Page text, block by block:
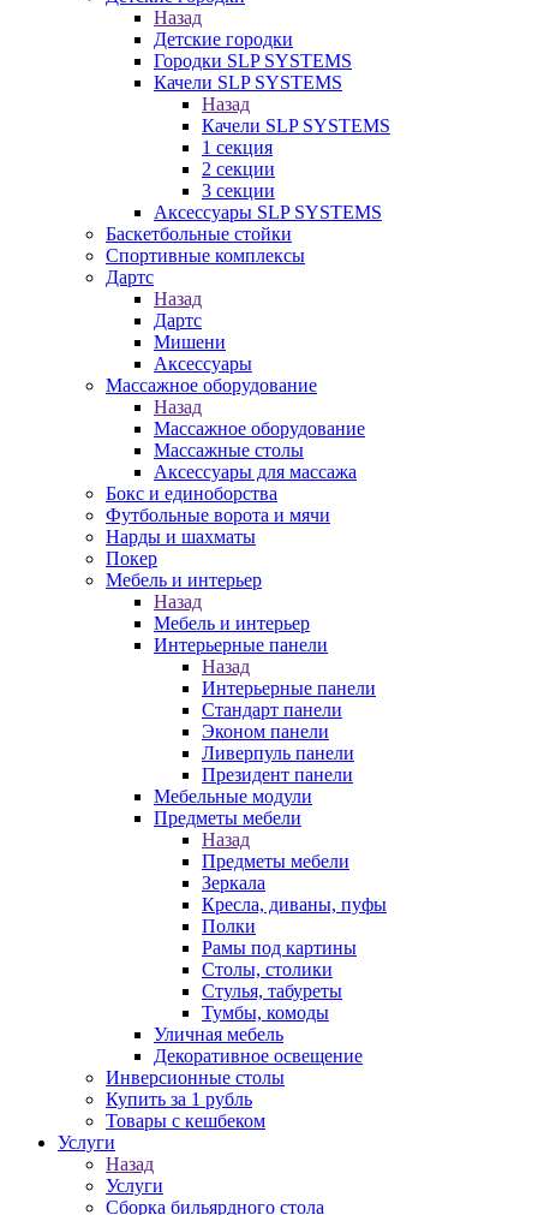
Назад
Детские городки
Городки SLP SYSTEMS
Качели SLP SYSTEMS
Назад
Качели SLP SYSTEMS
1 секция
2 секции
3 секции
Аксессуары SLP SYSTEMS
Баскетбольные стойки
Спортивные комплексы
Дартс
Назад
Дартс
Мишени
Аксессуары
Массажное оборудование
Назад
Массажное оборудование
Массажные столы
Аксессуары для массажа
Бокс и единоборства
Футбольные ворота и мячи
Нарды и шахматы
Покер
Мебель и интерьер
Назад
Мебель и интерьер
Интерьерные панели
Назад
Интерьерные панели
Стандарт панели
Эконом панели
Ливерпуль панели
Президент панели
Мебельные модули
Предметы мебели
Назад
Предметы мебели
Зеркала
Кресла, диваны, пуфы
Полки
Рамы под картины
Столы, столики
Стулья, табуреты
Тумбы, комоды
Уличная мебель
Декоративное освещение
Инверсионные столы
Купить за 1 рубль
Товары с кешбеком
Услуги
Назад
Услуги
Сборка бильярдного стола